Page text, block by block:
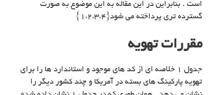
است . بنابراین در این مقاله به این موضوع به صورت
گسترده تری پرداخته می شود{۱،۲،۳،۴}
مقررات تهویه
جدول ۱ خلاصه ای از کد های موجود و استاندارد ها را برای
تهویه پارکینگ های بسته در آمریکا و چند کشور دیگر را